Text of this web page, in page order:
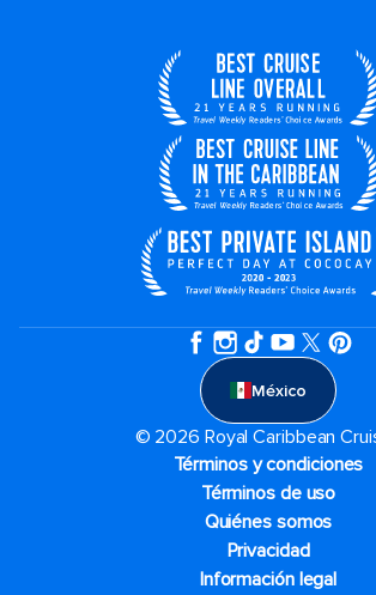
México
© 2026 Royal Caribbean
Términos y condiciones
Términos de uso
Quiénes somos
Privacidad
Información legal